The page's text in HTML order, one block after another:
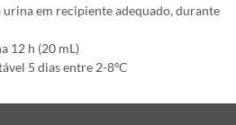
em recipiente adequado, durante
12 h (20 mL)
5 dias entre 2-8ºC